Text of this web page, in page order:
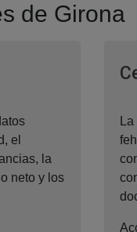
de Girona
nueva
el
la
neto y los